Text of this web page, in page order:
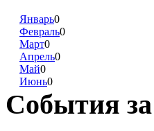
Январь0
Февраль0
Март0
Апрель0
Май0
Июнь0
События